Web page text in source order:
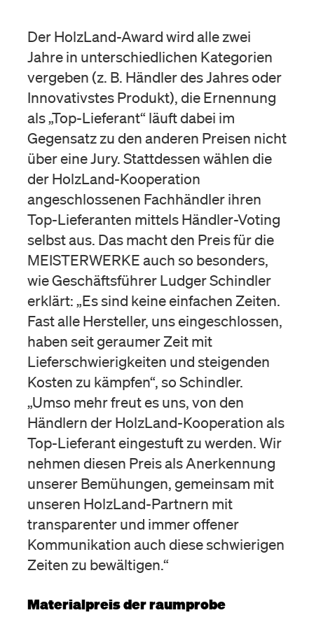
Der HolzLand-Award wird alle zwei
Jahre in unterschiedlichen Kategorien
vergeben (z. B. Händler des Jahres oder
Innovativstes Produkt), die Ernennung
als „Top-Lieferant“ läuft dabei im
Gegensatz zu den anderen Preisen nicht
über eine Jury. Stattdessen wählen die
der HolzLand-Kooperation
angeschlossenen Fachhändler ihren
Top-Lieferanten mittels Händler-Voting
selbst aus. Das macht den Preis für die
MEISTERWERKE auch so besonders,
wie Geschäftsführer Ludger Schindler
erklärt: „Es sind keine einfachen Zeiten.
Fast alle Hersteller, uns eingeschlossen,
haben seit geraumer Zeit mit
Lieferschwierigkeiten und steigenden
Kosten zu kämpfen“, so Schindler.
„Umso mehr freut es uns, von den
Händlern der HolzLand-Kooperation als
Top-Lieferant eingestuft zu werden. Wir
nehmen diesen Preis als Anerkennung
unserer Bemühungen, gemeinsam mit
unseren HolzLand-Partnern mit
transparenter und immer offener
Kommunikation auch diese schwierigen
Zeiten zu bewältigen.“
Materialpreis der raumprobe